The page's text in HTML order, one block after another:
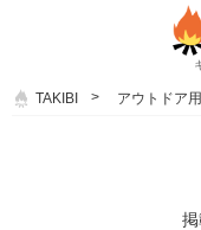
TAKIBI アウトドア